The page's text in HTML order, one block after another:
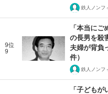
鉄人ノンフ
9位
9
「本当に
の長男を殺
夫婦が背負
件）
鉄人ノンフ
「子ども